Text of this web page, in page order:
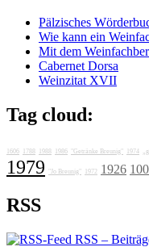
Pälzisches
Wie kann ein
Mit dem
Cabernet Dorsa
Weinzitat XVII
Tag cloud:
1606 1788 1988 1986 "Getränke Breunig" 1974
1979 "Jo Breunig" 1972 1926
RSS
RSS –